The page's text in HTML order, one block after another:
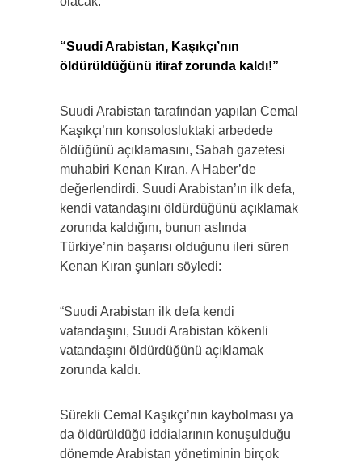
“Suudi Arabistan, Kaşıkçı’nın
öldürüldüğünü itiraf zorunda kaldı!”
Suudi Arabistan tarafından yapılan Cemal
Kaşıkçı’nın konsolosluktaki arbedede
öldüğünü açıklamasını, Sabah gazetesi
muhabiri Kenan Kıran, A Haber’de
değerlendirdi. Suudi Arabistan’ın ilk defa,
kendi vatandaşını öldürdüğünü açıklamak
zorunda kaldığını, bunun aslında
Türkiye’nin başarısı olduğunu ileri süren
Kenan Kıran şunları söyledi:
“Suudi Arabistan ilk defa kendi
vatandaşını, Suudi Arabistan kökenli
vatandaşını öldürdüğünü açıklamak
zorunda kaldı.
Sürekli Cemal Kaşıkçı’nın kaybolması ya
da öldürüldüğü iddialarının konuşulduğu
dönemde Arabistan yönetiminin birçok